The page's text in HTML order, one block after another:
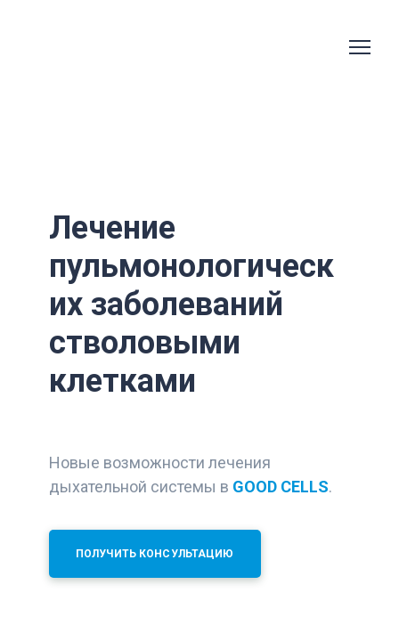
Лечение
пульмонологическ
их заболеваний
стволовыми
клетками
Новые возможности лечения
дыхательной системы в GOOD CELLS.
ПОЛУЧИТЬ КОНСУЛЬТАЦИЮ